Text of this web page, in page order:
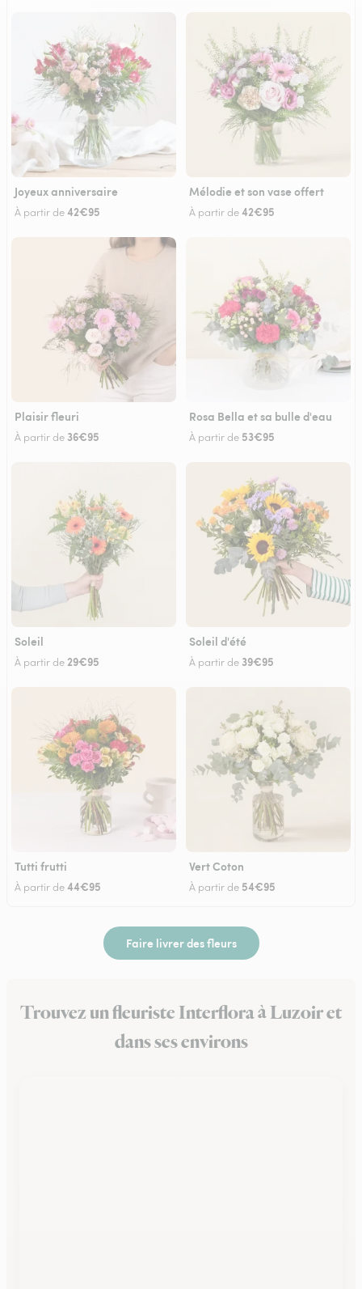
Joyeux anniversaire
À partir de42€95
Mélodie et son vase offert
À partir de42€95
Plaisir fleuri
À partir de 36€95
Rosa Bella et sa bulle d'eau
À partir de 53€95
Soleil
À partir de29€95
Soleil d'été
À partir de 39€95
Tutti frutti
À partir de44€95
Vert Coton
À partir de 54€95
Faire livrer des fleurs
Trouvez un fleuriste Interflora à Luzoir et
dans ses environs